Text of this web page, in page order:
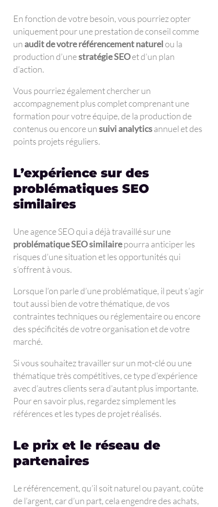
En fonction de votre besoin, vous pourriez opter
uniquement pour une prestation de conseil comme
un audit de votre référencement naturelou la
production d’unestratégie SEOet d’un plan
d’action.
Vous pourriez également chercher un
accompagnement plus complet comprenant une
formation pour votre équipe, de la production de
contenus ou encore unsuivi analyticsannuel et des
points projets réguliers.
L’expérience sur des
problématiques SEO
similaires
Une agence SEO qui a déjà travaillé sur une
problématique SEO similairepourra anticiper les
risques d’une situation et les opportunités qui
s’offrent à vous.
Lorsque l’on parle d’une problématique, il peut s’agir
tout aussi bien de votre thématique, de vos
contraintes techniques ou réglementaire ou encore
des spécificités de votre organisation et de votre
marché.
Si vous souhaitez travailler sur un mot-clé ou une
thématique très compétitives, ce type d’expérience
avec d’autres clients sera d’autant plus importante.
Pour en savoir plus, regardez simplement les
références et les types de projet réalisés.
Le prix et le réseau de
partenaires
Le référencement, qu’il soit naturel ou payant, coûte
de l’argent, car d’un part, cela engendre des achats,